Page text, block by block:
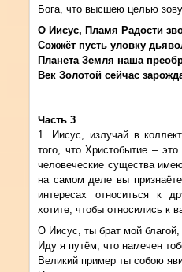
Бога, что высшею целью зову.
О Иисус, Пламя Радости
Сожжёт пусть уловку
Планета Земля наша
Век Золотой сейчас
Часть 3
1. Иисус, излучай в
того, что Христобытие – это
человеческие существа
на самом деле вы
интересах относиться к
хотите, чтобы относились к
О Иисус, ты брат мой благой,
Иду я путём, что намечен
Великий пример ты собою